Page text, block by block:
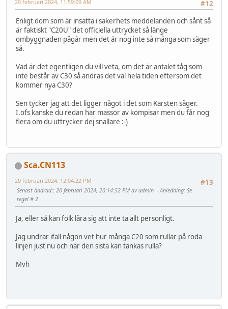
#12
20 februari 2024, 11:59:09 AM
Enligt dom som är insatta i säkerhets meddelanden och sånt så
är faktiskt "C20U" det officiella uttrycket så länge
ombyggnaden pågår men det är nog inte så många som säger
så.
Vad är det egentligen du vill veta, om det är antalet tåg som
inte består av C30 så ändras det väl hela tiden eftersom det
kommer nya C30?
Sen tycker jag att det ligger något i det som Karsten säger.
I.ofs kanske du redan har massor av kompisar men du får nog
flera om du uttrycker dej snällare :-)
Sca.CN113
#13
20 februari 2024, 12:04:22 PM
Senast ändrad:: 20 februari 2024, 20:14:52 PM av admin Anledning: Se
regel # 2
Ja, eller så kan folk lära sig att inte ta allt personligt.
Jag undrar ifall någon vet hur många C20 som rullar på röda
linjen just nu och när den sista kan tänkas rulla?
Mvh